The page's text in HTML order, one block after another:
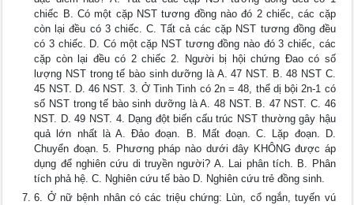
chiếc B. Có một cặp NST tương đồng nào đó 2 chiếc, các cặp
còn lại đều có 3 chiếc. C. Tất cả các cặp NST tương đồng đều
có 3 chiếc. D. Có một cặp NST tương đồng nào đó 3 chiếc, các
cặp còn lại đều có 2 chiếc 2. Người bị hội chứng Đao có số
lượng NST trong tế bào sinh dưỡng là A. 47 NST. B. 48 NST C.
45 NST. D. 46 NST. 3. Ở Tinh Tinh có 2n = 48, thể dị bội 2n-1 có
số NST trong tế bào sinh dưỡng là A. 48 NST. B. 47 NST. C. 46
NST. D. 49 NST. 4. Dạng đột biến cấu trúc NST thường gây hậu
quả lớn nhất là A. Đảo đoạn. B. Mất đoạn. C. Lặp đoạn. D.
Chuyển đoạn. 5. Phương pháp nào dưới đây KHÔNG được áp
dụng để nghiên cứu di truyền người? A. Lai phân tích. B. Phân
tích phả hệ. C. Nghiên cứu tế bào D. Nghiên cứu trẻ đồng sinh.
6. Ở nữ bệnh nhân có các triệu chứng: Lùn, cổ ngắn, tuyến vú